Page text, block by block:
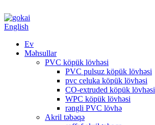
English
Ev
Məhsullar
PVC köpük lövhəsi
PVC pulsuz köpük lövhəsi
pvc celuka köpük lövhəsi
CO-extruded köpük lövhəsi
WPC köpük lövhəsi
rəngli PVC lövhə
Akril təbəqə